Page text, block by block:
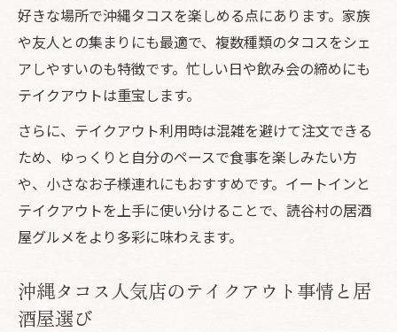
好きな場所で沖縄タコスを楽しめる点にあります。家族
や友人との集まりにも最適で、複数種類のタコスをシェ
アしやすいのも特徴です。忙しい日や飲み会の締めにも
テイクアウトは重宝します。
さらに、テイクアウト利用時は混雑を避けて注文できる
ため、ゆっくりと自分のペースで食事を楽しみたい方
や、小さなお子様連れにもおすすめです。イートインと
テイクアウトを上手に使い分けることで、読谷村の居酒
屋グルメをより多彩に味わえます。
沖縄タコス人気店のテイクアウト事情と居
酒屋選び